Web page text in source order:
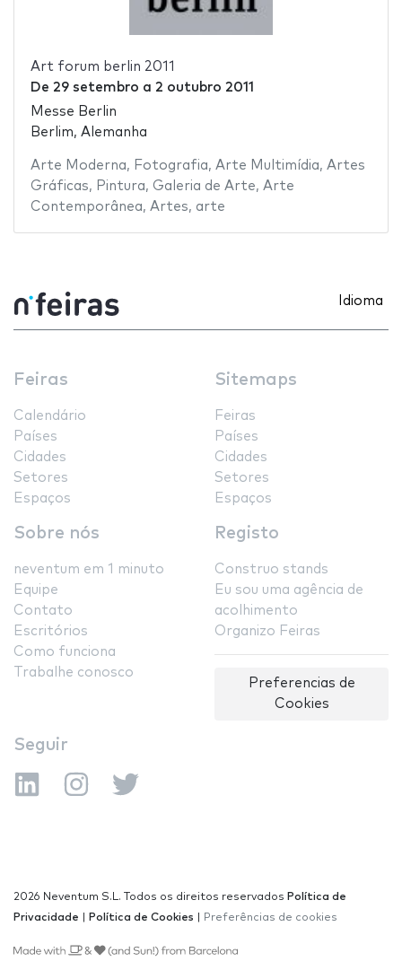
Art forum berlin 2011
De 29 setembro a 2 outubro 2011
Messe Berlin
Berlim, Alemanha
Arte Moderna, Fotografia, Arte Multimídia, Artes
Gráficas, Pintura, Galeria de Arte, Arte
Contemporânea, Artes, arte
Idioma
Feiras
Calendário
Países
Cidades
Setores
Espaços
Sitemaps
Feiras
Países
Cidades
Setores
Espaços
Sobre nós
neventum em 1 minuto
Equipe
Contato
Escritórios
Como funciona
Trabalhe conosco
Registo
Construo stands
Eu sou uma agência de
acolhimento
Organizo Feiras
Preferencias de
Cookies
Seguir
2026 Neventum S.L. Todos os direitos reservados Política de
Privacidade
Política de Cookies Preferências de cookies